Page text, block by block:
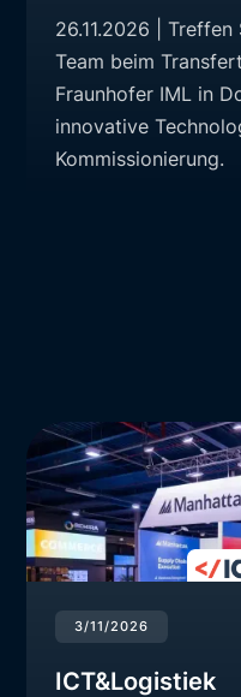
26.11.2026 |
Team beim
Fraunhofer IML in
innovative
Kommissionierung.
3/11/2026
ICT&Logistiek